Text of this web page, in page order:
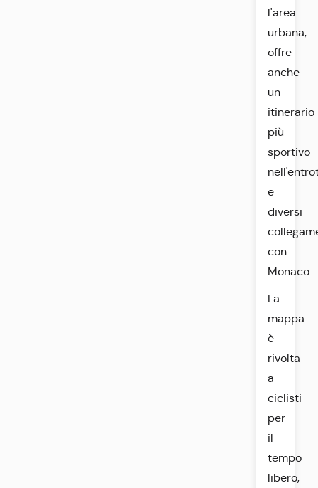
l'area
urbana,
offre
anche
un
itinerario
più
sportivo
e
diversi
con
Monaco.
La
mappa
è
rivolta
a
ciclisti
per
il
tempo
libero,